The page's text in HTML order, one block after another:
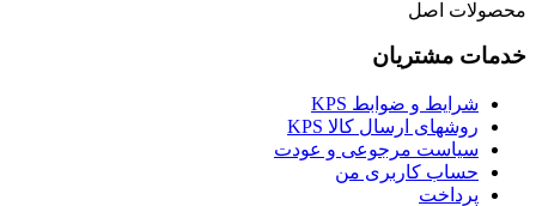
محصولات اصل
خدمات مشتریان
شرایط و ضوابط KPS
روشهای ارسال کالا KPS
سیاست مرجوعی و عودت
حساب کاربری من
پرداخت